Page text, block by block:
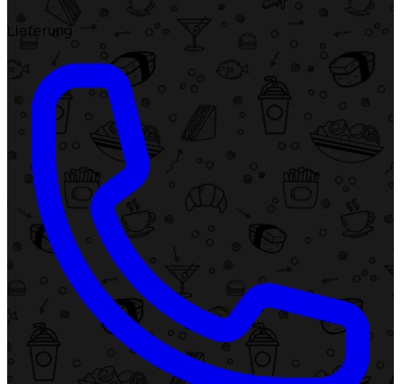
Lieferung